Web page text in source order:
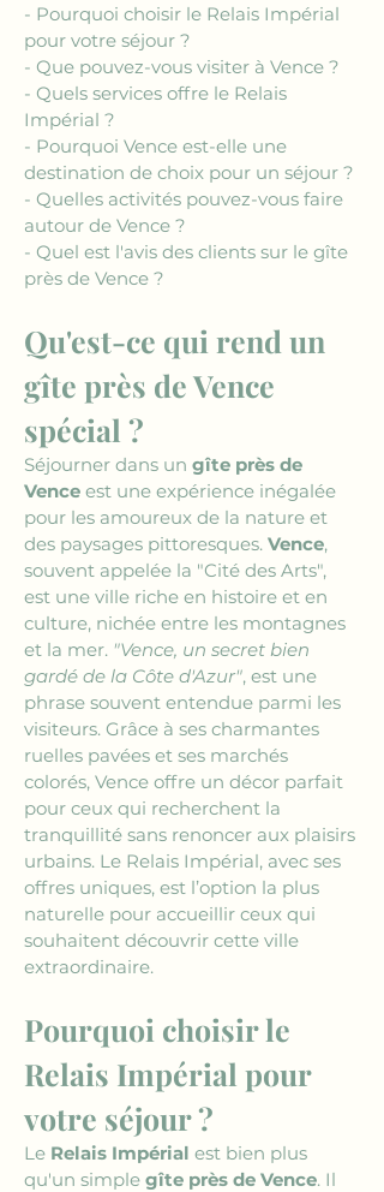
- Pourquoi choisir le Relais Impérial
pour votre séjour ?
- Que pouvez-vous visiter à Vence ?
- Quels services offre le Relais
Impérial ?
- Pourquoi Vence est-elle une
destination de choix pour un séjour ?
- Quelles activités pouvez-vous faire
autour de Vence ?
- Quel est l'avis des clients sur le gîte
près de Vence ?
Qu'est-ce qui rend un
gîte près de Vence
spécial ?
Séjourner dans un gîte près de
Vence est une expérience inégalée
pour les amoureux de la nature et
des paysages pittoresques. Vence,
souvent appelée la "Cité des Arts",
est une ville riche en histoire et en
culture, nichée entre les montagnes
et la mer. "Vence, un secret bien
gardé de la Côte d'Azur", est une
phrase souvent entendue parmi les
visiteurs. Grâce à ses charmantes
ruelles pavées et ses marchés
colorés, Vence offre un décor parfait
pour ceux qui recherchent la
tranquillité sans renoncer aux plaisirs
urbains. Le Relais Impérial, avec ses
offres uniques, est l’option la plus
naturelle pour accueillir ceux qui
souhaitent découvrir cette ville
extraordinaire.
Pourquoi choisir le
Relais Impérial pour
votre séjour ?
Le Relais Impérial est bien plus
qu'un simple gîte près de Vence. Il